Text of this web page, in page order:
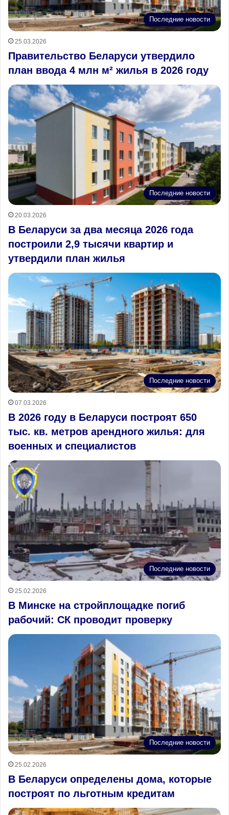
Последние новости
25.03.2026
Правительство Беларуси утвердило
план ввода 4 млн м² жилья в 2026 году
Последние новости
20.03.2026
В Беларуси за два месяца 2026 года
построили 2,9 тысячи квартир и
утвердили план жилья
Последние новости
07.03.2026
В 2026 году в Беларуси построят 650
тыс. кв. метров арендного жилья: для
военных и специалистов
Последние новости
25.02.2026
В Минске на стройплощадке погиб
рабочий: СК проводит проверку
Последние новости
25.02.2026
В Беларуси определены дома, которые
построят по льготным кредитам